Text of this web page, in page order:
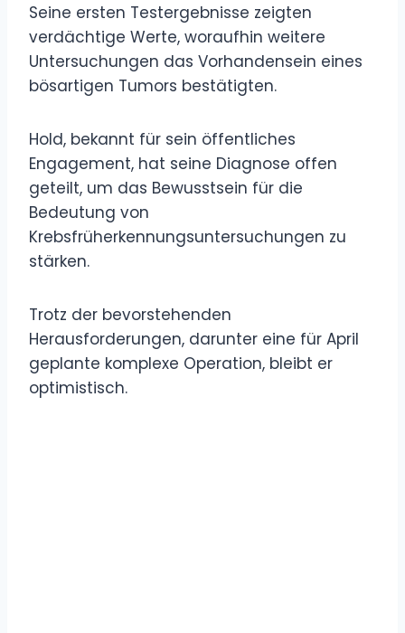
Seine ersten Testergebnisse zeigten
verdächtige Werte, woraufhin weitere
Untersuchungen das Vorhandensein eines
bösartigen Tumors bestätigten.
Hold, bekannt für sein öffentliches
Engagement, hat seine Diagnose offen
geteilt, um das Bewusstsein für die
Bedeutung von
Krebsfrüherkennungsuntersuchungen zu
stärken.
Trotz der bevorstehenden
Herausforderungen, darunter eine für April
geplante komplexe Operation, bleibt er
optimistisch.